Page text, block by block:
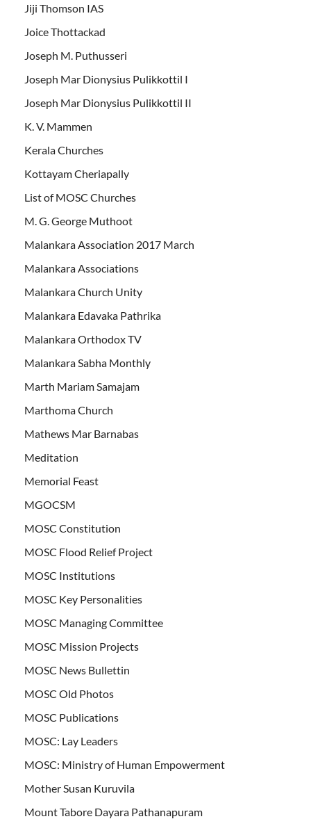
Jiji Thomson IAS
Joice Thottackad
Joseph M. Puthusseri
Joseph Mar Dionysius Pulikkottil I
Joseph Mar Dionysius Pulikkottil II
K. V. Mammen
Kerala Churches
Kottayam Cheriapally
List of MOSC Churches
M. G. George Muthoot
Malankara Association 2017 March
Malankara Associations
Malankara Church Unity
Malankara Edavaka Pathrika
Malankara Orthodox TV
Malankara Sabha Monthly
Marth Mariam Samajam
Marthoma Church
Mathews Mar Barnabas
Meditation
Memorial Feast
MGOCSM
MOSC Constitution
MOSC Flood Relief Project
MOSC Institutions
MOSC Key Personalities
MOSC Managing Committee
MOSC Mission Projects
MOSC News Bullettin
MOSC Old Photos
MOSC Publications
MOSC: Lay Leaders
MOSC: Ministry of Human Empowerment
Mother Susan Kuruvila
Mount Tabore Dayara Pathanapuram